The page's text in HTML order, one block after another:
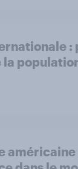
: